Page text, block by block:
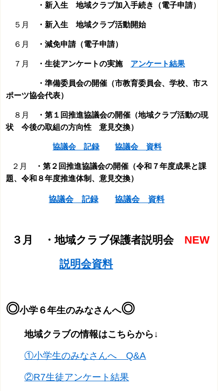
・新入生 地域クラブ加入手続き（電子申請）
５月 ・新入生 地域クラブ活動開始
６月 ・減免申請（電子申請）
７月 ・生徒アンケートの実施 アンケート結果
・準備委員会の開催（市教育委員会、学校、市ス
ポーツ協会代表）
８月
・第１回推進協議会の開催（地域クラブ活動の現
状 今後の取組の方向性 意見交換）
協議会 記録 協議会 資料
２月
・第２回推進協議会の開催（令和７年度成果と課
題、令和８年度推進体制、意見交換）
協議会 記録 協議会 資料
３月 ・地域クラブ保護者説明会 NEW
説明会資料
◎小学６年生のみなさんへ◎
地域クラブの情報はこちらから↓
①小学生のみなさんへ Q&A
②R7生徒アンケート結果